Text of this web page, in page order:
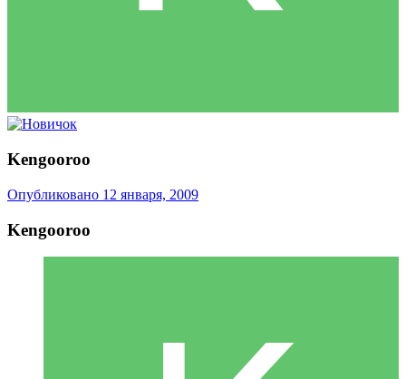
Kengooroo
Опубликовано 12 января, 2009
Kengooroo